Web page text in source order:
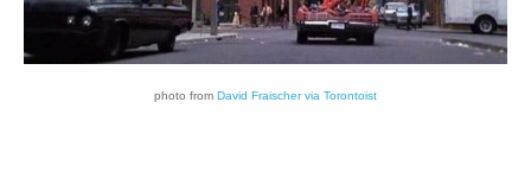
photo from David Fraischer via Torontoist